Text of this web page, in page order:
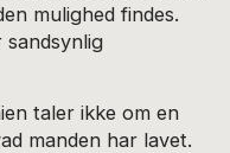
mulighed findes.
taler ikke om en
manden har lavet.